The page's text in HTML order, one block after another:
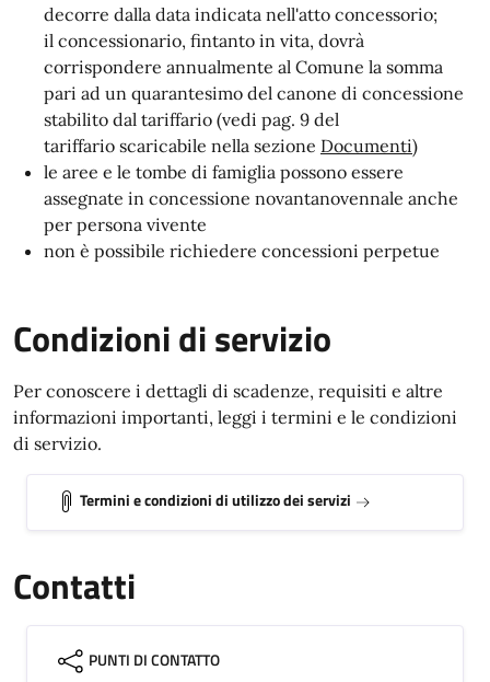
decorre dalla data indicata nell'atto concessorio;
il concessionario, fintanto in vita, dovrà
corrispondere annualmente al Comune la somma
pari ad un quarantesimo del canone di concessione
stabilito dal tariffario (vedi pag. 9 del
tariffario scaricabile nella sezione Documenti)
le aree e le tombe di famiglia possono essere
assegnate in concessione novantanovennale anche
per persona vivente
non è possibile richiedere concessioni perpetue
Condizioni di servizio
Per conoscere i dettagli di scadenze, requisiti e altre
informazioni importanti, leggi i termini e le condizioni
di servizio.
Termini e condizioni di utilizzo dei servizi
Contatti
PUNTI DI CONTATTO